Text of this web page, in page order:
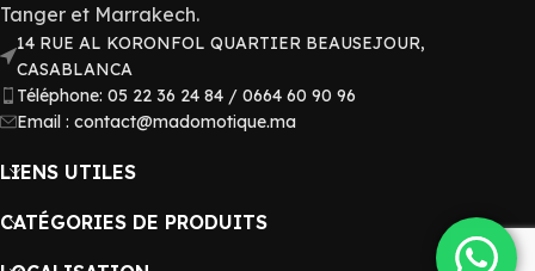
Tanger et Marrakech.
14 RUE AL KORONFOL QUARTIER BEAUSEJOUR,
CASABLANCA
Téléphone: 05 22 36 24 84 / 0664 60 90 96
Email : contact@madomotique.ma
LIENS UTILES
CATÉGORIES DE PRODUITS